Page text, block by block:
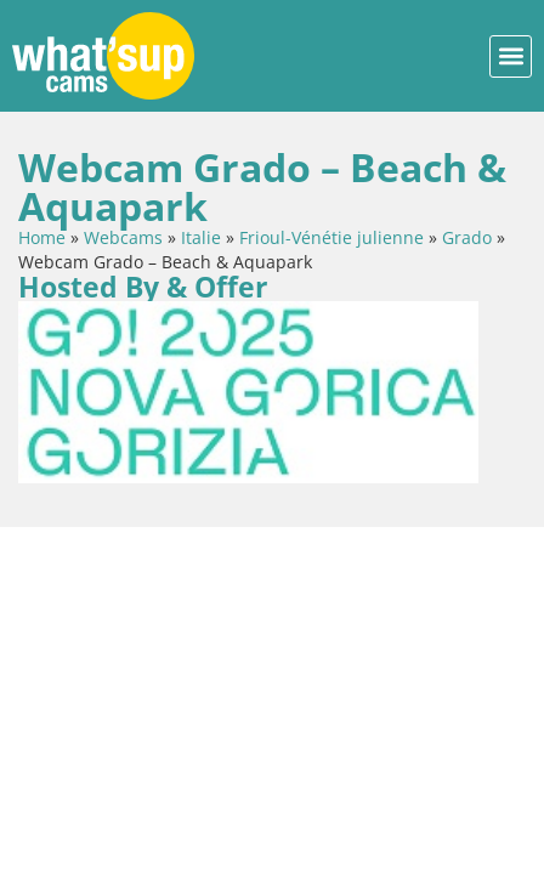
Webcam Grado – Beach &
Aquapark
Home» Webcams » Italie » Frioul-Vénétie julienne » Grado »
Webcam Grado – Beach & Aquapark
Hosted By & Offer